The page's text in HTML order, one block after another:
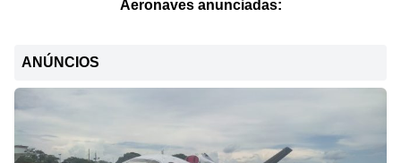
Aeronaves anunciadas:
ANÚNCIOS